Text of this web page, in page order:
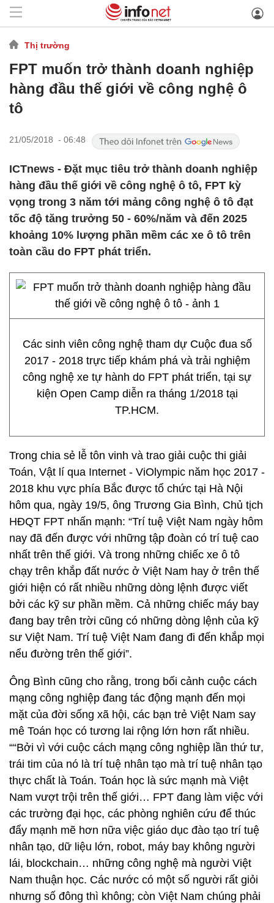
Thị trường
FPT muốn trở thành doanh nghiệp
hàng đầu thế giới về công nghệ ô
tô
21/05/2018 - 06:48
ICTnews - Đặt mục tiêu trở thành doanh nghiệp
hàng đầu thế giới về công nghệ ô tô, FPT kỳ
vọng trong 3 năm tới mảng công nghệ ô tô đạt
tốc độ tăng trưởng 50 - 60%/năm và đến 2025
khoảng 10% lượng phần mềm các xe ô tô trên
toàn cầu do FPT phát triển.
Các sinh viên công nghệ tham dự Cuộc đua số
2017 - 2018 trực tiếp khám phá và trải nghiệm
công nghệ xe tự hành do FPT phát triển, tại sự
kiện Open Camp diễn ra tháng 1/2018 tại
TP.HCM.
Trong chia sẻ lễ tôn vinh và trao giải cuộc thi giải
Toán, Vật lí qua Internet - ViOlympic năm học 2017 -
2018 khu vực phía Bắc được tổ chức tại Hà Nội
hôm qua, ngày 19/5, ông Trương Gia Bình, Chủ tịch
HĐQT FPT nhấn mạnh: “Trí tuệ Việt Nam ngày hôm
nay đã đến được với những tập đoàn có trí tuệ cao
nhất trên thế giới. Và trong những chiếc xe ô tô
chạy trên khắp đất nước ở Việt Nam hay ở trên thế
giới hiện có rất nhiều những dòng lệnh được viết
bởi các kỹ sư phần mềm. Cả những chiếc máy bay
đang bay trên trời cũng có những dòng lệnh của kỹ
sư Việt Nam. Trí tuệ Việt Nam đang đi đến khắp mọi
nểu đường trên thế giới”.
Ông Bình cũng cho rằng, trong bối cảnh cuộc cách
mạng công nghiệp đang tác động mạnh đến mọi
mặt của đời sống xã hội, các bạn trẻ Việt Nam say
mê Toán học có tương lai rộng lớn hơn rất nhiều.
““Bởi vì với cuộc cách mạng công nghiệp lần thứ tư,
trái tim của nó là trí tuệ nhân tạo mà trí tuệ nhân tạo
thực chất là Toán. Toán học là sức mạnh mà Việt
Nam vượt trội trên thế giới… FPT đang làm việc với
các trường đại học, các phòng nghiên cứu để thúc
đẩy mạnh mẽ hơn nữa việc giáo dục đào tạo trí tuệ
nhân tạo, dữ liệu lớn, robot, máy bay không người
lái, blockchain… những công nghệ mà người Việt
Nam thuận học. Các nước có một số người rất giỏi
nhưng số đông thì không; còn Việt Nam chúng phải